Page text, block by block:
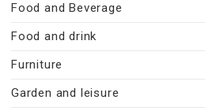
Food and Beverage
Food and drink
Furniture
Garden and leisure